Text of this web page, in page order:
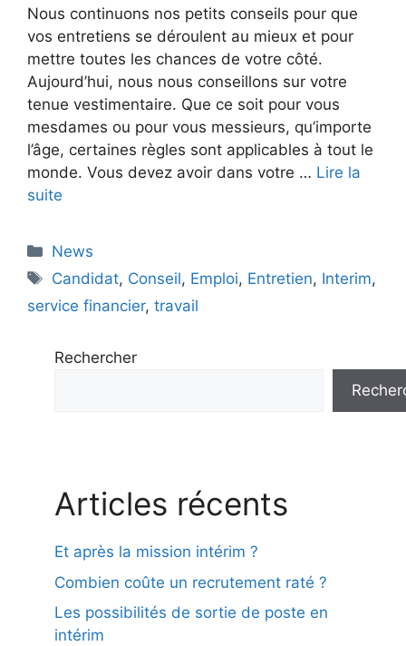
Nous continuons nos petits conseils pour que
vos entretiens se déroulent au mieux et pour
mettre toutes les chances de votre côté.
Aujourd’hui, nous nous conseillons sur votre
tenue vestimentaire. Que ce soit pour vous
mesdames ou pour vous messieurs, qu’importe
l’âge, certaines règles sont applicables à tout le
monde. Vous devez avoir dans votre … Lire la
suite
Catégories
News
Étiquettes
Candidat, Conseil, Emploi, Entretien, Interim,
service financier, travail
Rechercher
Articles récents
Et après la mission intérim ?
Combien coûte un recrutement raté ?
Les possibilités de sortie de poste en
intérim